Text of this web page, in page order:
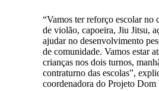
“Vamos ter reforço escolar no
de violão, capoeira, Jiu Jitsu,
ajudar no desenvolvimento
de comunidade. Vamos estar
crianças nos dois turnos,
contraturno das escolas”,
coordenadora do Projeto